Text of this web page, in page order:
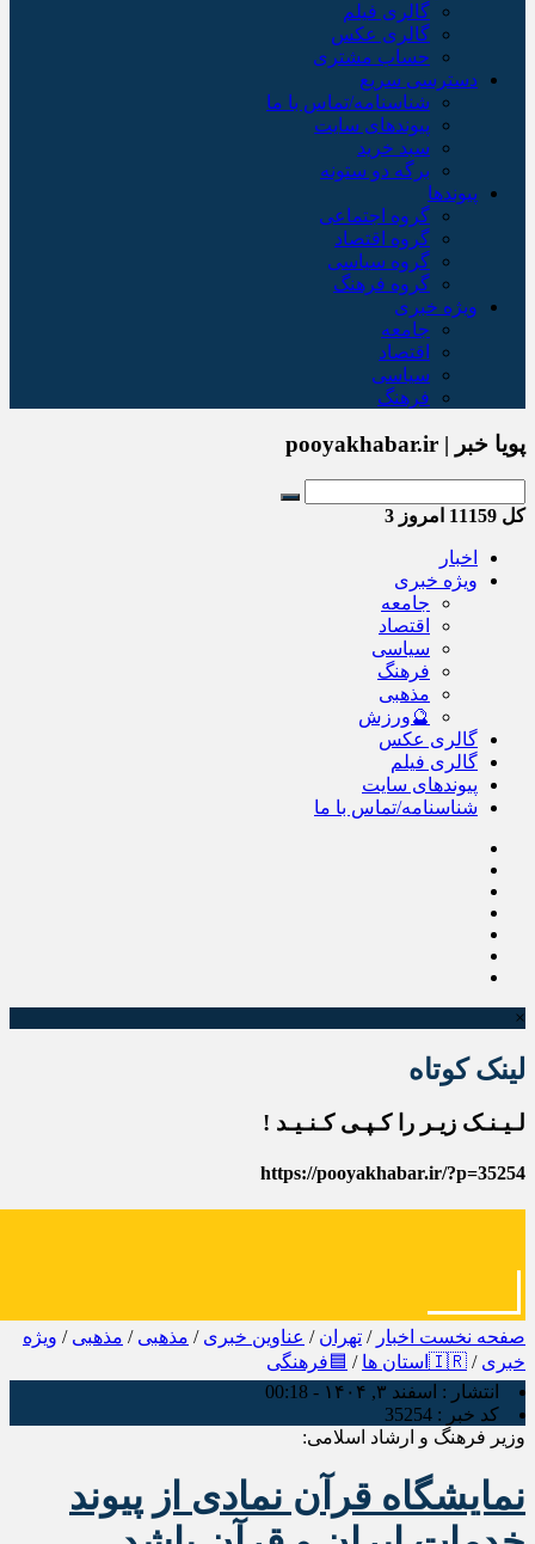
گالری فیلم
گالری عکس
حساب مشتری
دسترسی سریع
شناسنامه/تماس با ما
پیوندهای سایت
سبد خريد
برگه دو ستونه
پیوندها
گروه اجتماعی
گروه اقتصاد
گروه سیاسی
گروه فرهنگ
ویژه خبری
جامعه
اقتصاد
سیاسی
فرهنگ
پویا خبر | pooyakhabar.ir
کل امروز 3
اخبار
ویژه خبری
جامعه
اقتصاد
سیاسی
فرهنگ
مذهبی
🔮ورزش
گالری عکس
گالری فیلم
پیوندهای سایت
شناسنامه/تماس با ما
×
لینک کوتاه
لـیـنـک زیـر را کـپـی کـنـیـد !
https://pooyakhabar.ir/?p=35254
صفحه نخست اخبار / تهران / عناوین خبری / مذهبی / مذهبی / ویژه
خبری / 🇮🇷استان ها / 🟦فرهنگی
انتشار : اسفند ۳, ۱۴۰۴ - 00:18
کد خبر : 35254
وزیر فرهنگ و ارشاد اسلامی:
نمایشگاه قرآن نمادی از پیوند